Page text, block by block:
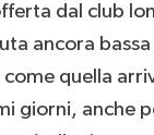
dal club
ancora bassa
quella
giorni, anche